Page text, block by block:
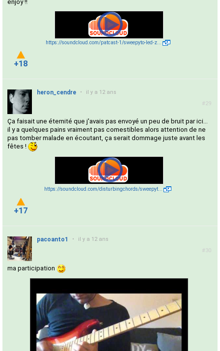
enjoy !!
https://soundcloud.com/patcast-1/sweepyto-led-z...
+18
#29
heron_cendre • il y a 12 ans
Ça faisait une éternité que j'avais pas envoyé un peu de bruit par ici...
il y a quelques pains vraiment pas comestibles alors attention de ne
pas tomber malade en écoutant, ça serait dommage juste avant les
fêtes !
https://soundcloud.com/disturbingchords/sweepyt...
+17
#30
pacoanto1 • il y a 12 ans
ma participation